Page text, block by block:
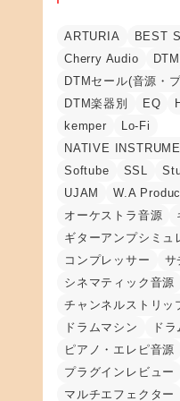
ARTURIA BEST
Cherry Audio
DTM
DTMセール(音源・
DTM楽器別
EQ
kemper
Lo-Fi
NATIVE
Softube
SSL
UJAM
W.A
オーケストラ音源
ギターアンプシミュ
コンプレッサー
サ
シネマティック音源
チャンネルストリッ
ドラムマシン
ド
ピアノ・エレピ音源
プラグインレビュー
マルチエフェクター